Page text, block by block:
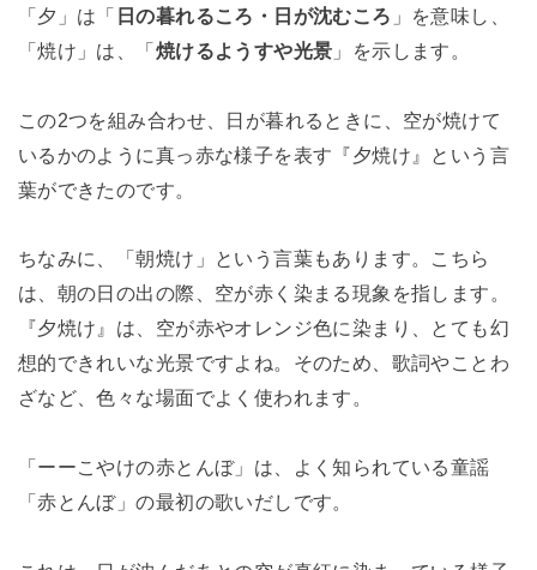
「夕」は「 日の暮れるころ・日が沈むころ 」を意味し、
「焼け」は、「焼けるようすや光景 」を示します。
この2つを組み合わせ、日が暮れるときに、空が焼けて
いるかのように真っ赤な様子を表す『夕焼け』という言
葉ができたのです。
ちなみに、「朝焼け」という言葉もあります。こちら
は、朝の日の出の際、空が赤く染まる現象を指します。
『夕焼け』は、空が赤やオレンジ色に染まり、とても幻
想的できれいな光景ですよね。そのため、歌詞やことわ
ざなど、色々な場面でよく使われます。
「ーーこやけの赤とんぼ」は、よく知られている童謡
「赤とんぼ」の最初の歌いだしです。